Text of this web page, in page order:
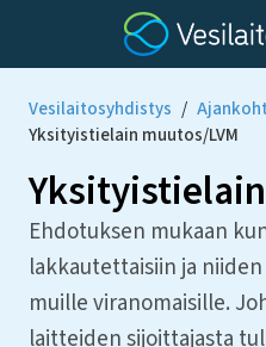
Vesilaitosyhdistys /
Yksityistielain muutos/LVM
Ehdotuksen mukaan
lakkautettaisiin ja
muille viranomaisille.
laitteiden sijoittajasta